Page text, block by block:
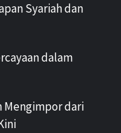
Syariah dan
dalam
Mengimpor dari